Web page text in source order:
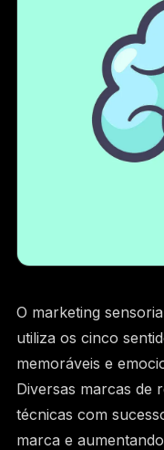
LINKEDIN
O marketing
utiliza os cinco
memoráveis e
Diversas marcas de
técnicas com
marca e